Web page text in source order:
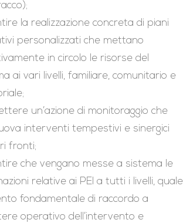
la realizzazione concreta di piani
personalizzati che mettano
in circolo le risorse del
ai vari livelli, familiare, comunitario e
un’azione di monitoraggio che
interventi tempestivi e sinergici
fronti;
che vengano messe a sistema le
relative ai PEI a tutti i livelli, quale
fondamentale di raccordo a
operativo dell’intervento e